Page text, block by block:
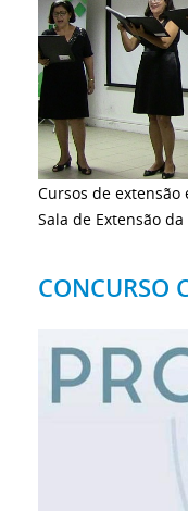
Cursos de
Sala de Extensão
CONCURSO